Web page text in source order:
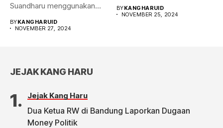
Suandharu menggunakan
BYKANGHARUID
NOVEMBER 27, 2024
Hasilnya,...
BYKANGHARUID
NOVEMBER 25, 2024
JEJAK KANG HARU
Jejak Kang Haru
Dua Ketua RW di Bandung Laporkan Dugaan
Money Politik